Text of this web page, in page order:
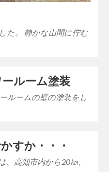
た。 静かな山間に佇む
ルーム塗装
ルームの壁の塗装をし
すか・・・
、高知市内から20㎞、